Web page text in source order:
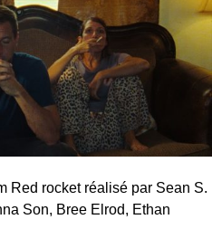
Red rocket réalisé par Sean S.
Son, Bree Elrod, Ethan